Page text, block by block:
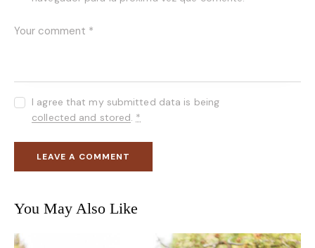
I agree that my submitted data is being
collected and stored. *
You May Also Like